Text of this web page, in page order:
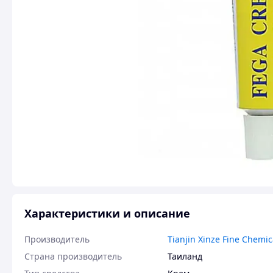
Характеристики и описание
Производитель
Tianjin Xinze Fine
Страна производитель
Таиланд